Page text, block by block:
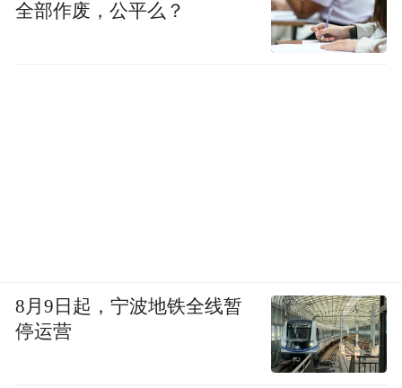
全部作废，公平么？
8月9日起，宁波地铁全线暂
停运营